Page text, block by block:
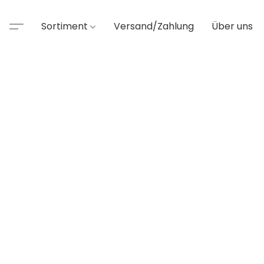
Sortiment Versand/Zahlung Über uns